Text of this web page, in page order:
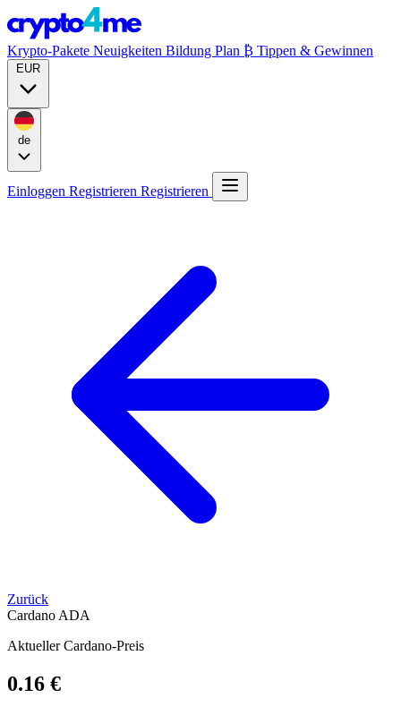
Krypto-Pakete Neuigkeiten Bildung Plan ₿ Tippen & Gewinnen
Einloggen Registrieren Registrieren
Zurück
Cardano ADA
Aktueller Cardano-Preis
0.16 €